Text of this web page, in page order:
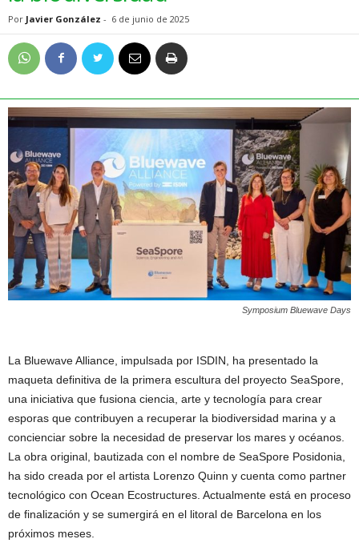
Por Javier González - 6 de junio de 2025
Symposium Bluewave Days
La Bluewave Alliance, impulsada por ISDIN, ha presentado la
maqueta definitiva de la primera escultura del proyecto SeaSpore,
una iniciativa que fusiona ciencia, arte y tecnología para crear
esporas que contribuyen a recuperar la biodiversidad marina y a
concienciar sobre la necesidad de preservar los mares y océanos.
La obra original, bautizada con el nombre de SeaSpore Posidonia,
ha sido creada por el artista Lorenzo Quinn y cuenta como partner
tecnológico con Ocean Ecostructures. Actualmente está en proceso
de finalización y se sumergirá en el litoral de Barcelona en los
próximos meses.